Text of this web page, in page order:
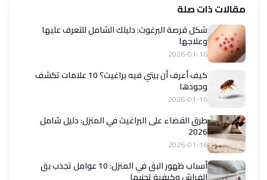
مقالات ذات صلة
شكل قرصة البرغوث: دليلك الشامل للتعرف عليها
وعلاجها
2026-01-16
كيف أعرف أن بيتي فيه براغيث؟ 10 علامات تكشف
وجودها
2026-01-16
طرق القضاء على البراغيث في المنزل: دليل شامل
2026
2026-01-16
أسباب ظهور البق في المنزل: 10 عوامل تجذب بق